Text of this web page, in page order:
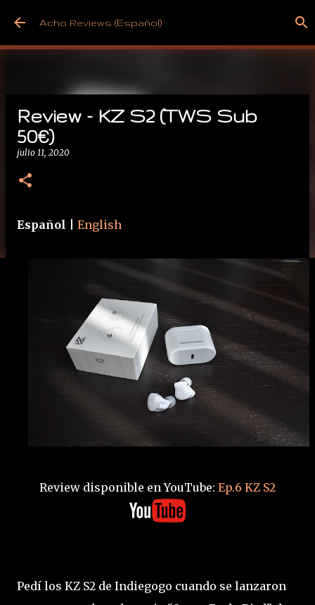
Ir al contenido principal
Acho Reviews (Español)
Review - KZ S2 (TWS Sub
50€)
julio 11, 2020
Español English
Review disponible en YouTube: Ep.6 KZ S2
Pedí los KZ S2 de Indiegogo cuando se lanzaron